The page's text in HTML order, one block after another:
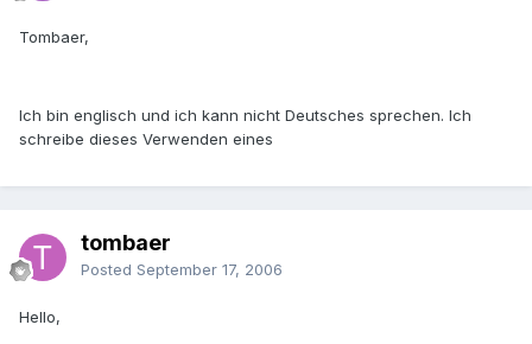
Tombaer,
Ich bin englisch und ich kann nicht Deutsches sprechen. Ich
schreibe dieses Verwenden eines
tombaer
Posted September 17, 2006
Hello,